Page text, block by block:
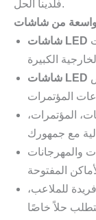
فلدينا الحل.
المؤتمرات،
والمهرجانات
للملاعب،